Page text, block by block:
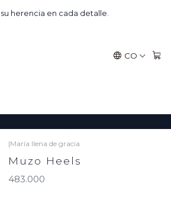
CO
herencia en cada detalle.
|María llena de gracia
Muzo Heels
483.000